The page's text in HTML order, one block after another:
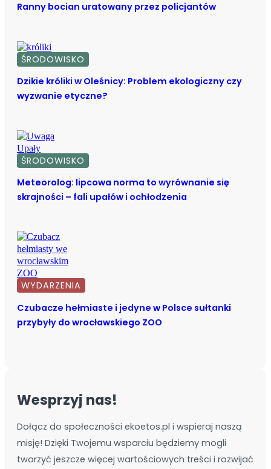
Ranny bocian uratowany przez policjantów
ŚRODOWISKO
Dzikie króliki w Oleśnicy: Problem ekologiczny czy
wyzwanie etyczne?
ŚRODOWISKO
Meteorolog: lipcowa norma to wyrównanie się
skrajności – fali upałów i ochłodzenia
WYDARZENIA
Czubacze hełmiaste i jedyne w Polsce sułtanki
przybyły do wrocławskiego ZOO
Wesprzyj nas!
Dołącz do społeczności ekoetos.pl i wspieraj naszą
misję! Dzięki Twojemu wsparciu będziemy mogli
tworzyć jeszcze więcej wartościowych treści i rozwijać